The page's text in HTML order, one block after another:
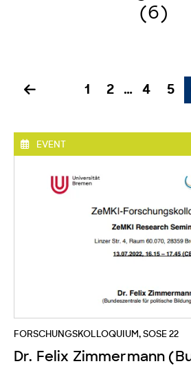
(6)
1 2 … 4 5
EVENT
FORSCHUNGSKOLLOQUIUM, SOSE 22
Dr. Felix Zimmermann